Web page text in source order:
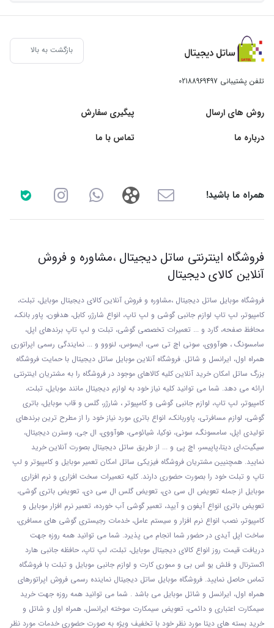
بازگشت به بالا
تلفن پشتیبانی 02188969497
روش های ارسال
پیگیری سفارش
درباره ما
تماس با ما
همراه ما باشید!
فروشگاه اینترنتی ساتل دیجیتال ،مشاوره و فروش
آنلاین کالای دیجیتال
فروشگاه موبایل ساتل دیجیتال ،مشاوره و فروش آنلاین کالای دیجیتال موبایل، تبلت،
کامپیوتر، لپ تاپ لوازم جانبی گوشی و لپ تاپ، انواع شارژر، کابل، هدفون، پاور بانک،
محافظ صفحه، گارد و ... تعمیرات تخصصی گوشی، تبلت و لپ تاپ برندهای اپل،
سامسونگ ، هوآووی، سونی اچ تی سی، ایسوس، لنووو و ... نمایندگی رسمی اپراتوری
همراه اول، ایرانسل و شاتل. فروشگاه آنلاین موبایل ساتل دیجیتال با حمایت فروشگاه
بزرگ ساتل امکان خرید آنلاین کلیه کالاهای موجود در فروشگاه را به مشتریان اینترنتی
ارائه می دهد. شما می توانید کلیه نیاز خود به لوازم دیجیتال مانند موبایل، تبلت،
کامپیوتر، لپ تاپ، لوازم جانبی گوشی و کامپیوتر ، شارژر، گلس و قاب موبایل، باتری
گوشی، لوازم مسافرتی، پاوربانک، انواع باتری مورد نیاز خود را از مطرح ترین برندهای
تولیدی اپل، سامسونگ، سونی، نوکیا، شیائومی، هوآووی، ال جی، وسترن دیجیتال،
سیگیت،ای دیتا،پاپیسر، اچ پی و ... از طریق ساتل دیجیتال بصورت آنلاین خرید
نمایید. همچنیین مشتریان فروشگاه فیزیکی ساتل امکان تعمیر موبایل و کامپیوتر و لپ
تاپ و تبلت خود را بصورت حضوری دارند. کلیه تعمیرات سخت افزاری و نرم افزاری
موبایل از جمله تعویض ال سی دی، تعویض گلس ال سی دی، تعویض باتری گوشی،
تعویض باتری انواع آیفون و آیپد، تعمیر گوشی آب خورده، تعمیر نرم افزار موبایل و
کامپیوتر، نصب انواع نرم افزار و سیستم عامل، خدمات رجیستری گوشی های مسافری،
ساخت اپل آیدی در حضور شما انجام می پذیرد. شما می توانید همه روزه جهت
دریافت قیمت روز انواع کالای دیجیتال موبایل، تبلت، لپ تاپ، حافظه جانبی هارد
اکسترنال و فلش یو اس بی و مموری کارت و لوازم جانبی موبایل و تبلت با فروشگاه
تماس حاصل نمایید. فروشگاه موبایل ساتل دیجیتال نماینده رسمی فروش اپراتورهای
همراه اول، ایرانسل و شاتل موبایل می باشد . شما می توانید همه روزه جهت خرید
سیمکارت اعتباری و دائمی، تعویض سیمکارت سوخته ایرانسل، همراه اول و شاتل و
خرید بسته های دیتا مورد نظر خود با تخفیف ویژه به صورت حضوری خدمات مورد نظر